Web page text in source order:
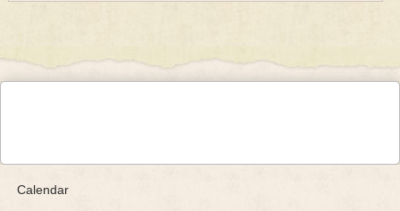
Calendar